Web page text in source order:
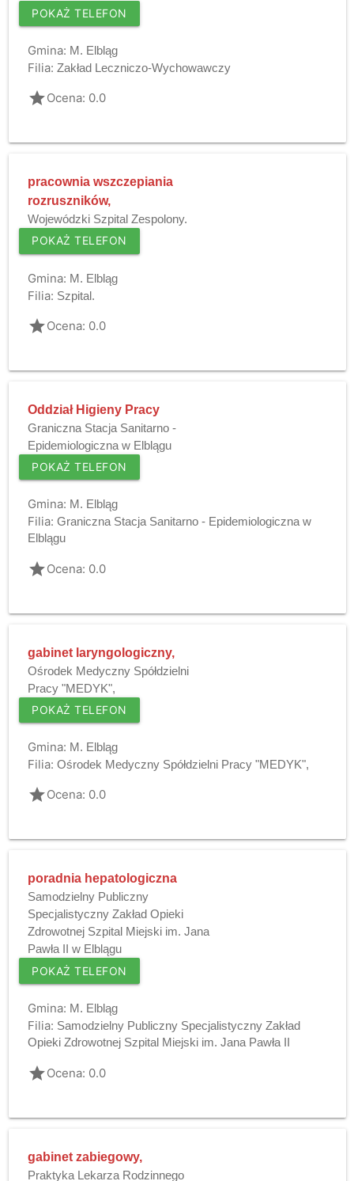
POKAŻ TELEFON
Gmina: M. Elbląg
Filia: Zakład Leczniczo-Wychowawczy
gradeOcena: 0.0
pracownia wszczepiania
rozruszników,
Wojewódzki Szpital Zespolony.
POKAŻ TELEFON
Gmina: M. Elbląg
Filia: Szpital.
gradeOcena: 0.0
Oddział Higieny Pracy
Graniczna Stacja Sanitarno -
Epidemiologiczna w Elblągu
POKAŻ TELEFON
Gmina: M. Elbląg
Filia: Graniczna Stacja Sanitarno - Epidemiologiczna w
Elblągu
gradeOcena: 0.0
gabinet laryngologiczny,
Ośrodek Medyczny Spółdzielni
Pracy "MEDYK",
POKAŻ TELEFON
Gmina: M. Elbląg
Filia: Ośrodek Medyczny Spółdzielni Pracy "MEDYK",
gradeOcena: 0.0
poradnia hepatologiczna
Samodzielny Publiczny
Specjalistyczny Zakład Opieki
Zdrowotnej Szpital Miejski im. Jana
Pawła II w Elblągu
POKAŻ TELEFON
Gmina: M. Elbląg
Filia: Samodzielny Publiczny Specjalistyczny Zakład
Opieki Zdrowotnej Szpital Miejski im. Jana Pawła II
gradeOcena: 0.0
gabinet zabiegowy,
Praktyka Lekarza Rodzinnego